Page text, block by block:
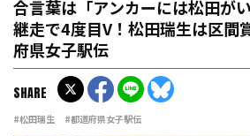
合言葉は「アンカーには松田が
継走で4度目V！松田瑞生は区間
府県女子駅伝
#松田瑞生 #都道府県女子駅伝
SHARE